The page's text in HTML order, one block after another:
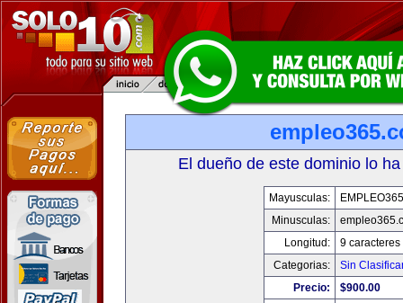
El dueño de este dominio lo
Mayusculas:
Minusculas:
Longitud:
9 caracteres
Categorias:
Sin
Precio:
$900.00